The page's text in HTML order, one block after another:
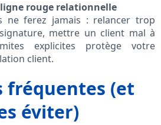
rouge relationnelle
ne ferez jamais : relancer trop
mettre un client mal à
explicites protège votre
client.
fréquentes (et
éviter)